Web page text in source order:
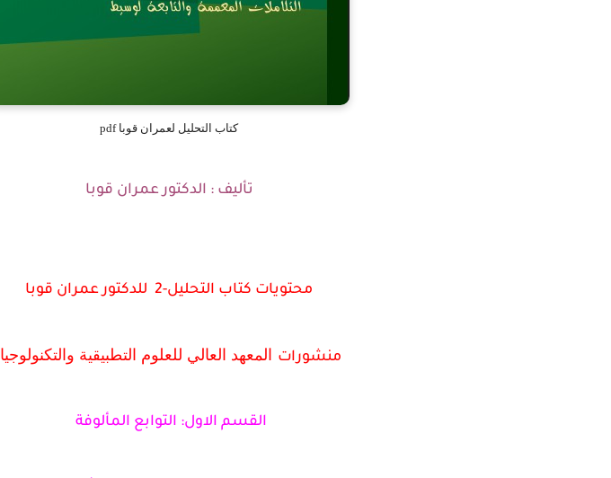
كتاب التحليل لعمران قوبا pdf
تأليف : الدكتور عمران قوبا
محتويات كتاب التحليل-2 للدكتور عمران قوبا
منشورات المعهد العالي للعلوم التطبيقية والتكنولوجيا
القسم الاول: التوابع المألوفة